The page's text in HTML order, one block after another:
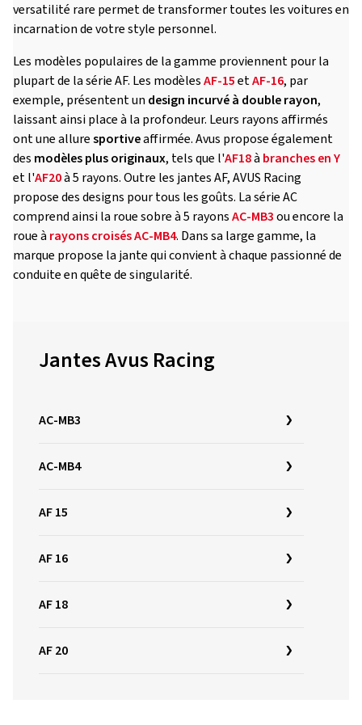
versatilité rare permet de transformer toutes les voitures en
incarnation de votre style personnel.
Les modèles populaires de la gamme proviennent pour la
plupart de la série AF. Les modèlesAF-15etAF-16, par
exemple, présentent un design incurvé à double rayon,
laissant ainsi place à la profondeur. Leurs rayons affirmés
ont une alluresportiveaffirmée. Avus propose également
des modèles plus originaux, tels que l'AF18à branches en Y
et l'AF20à 5 rayons. Outre les jantes AF, AVUS Racing
propose des designs pour tous les goûts. La série AC
comprend ainsi la roue sobre à 5 rayonsAC-MB3ou encore la
roue à rayons croisésAC-MB4. Dans sa large gamme, la
marque propose la jante qui convient à chaque passionné de
conduite en quête de singularité.
Jantes Avus Racing
AC-MB3
AC-MB4
AF 15
AF 16
AF 18
AF 20